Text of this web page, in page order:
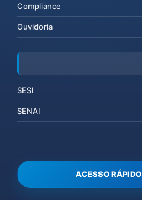
Compliance
Ouvidoria
SESI
SENAI
ACESSO RÁPIDO